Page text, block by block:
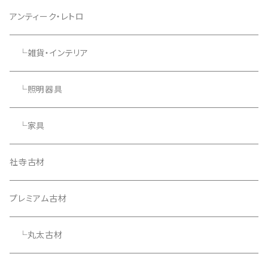
アンティーク・レトロ
└雑貨・インテリア
└照明器具
└家具
社寺古材
プレミアム古材
└丸太古材